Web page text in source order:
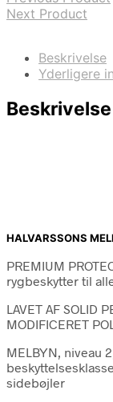
Next Product
Beskrivelse
Yderligere
Beskrivelse
HALVARSSONS
PREMIUM
rygbeskytter til
LAVET AF SOLID
MODIFICERET
MELBYN, niveau
sidebøjler